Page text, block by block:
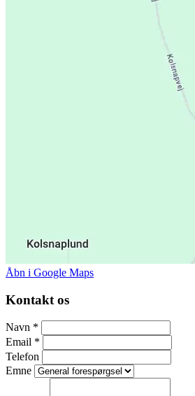
Åbn i Google Maps
Kontakt os
Navn *
Email *
Telefon
Emne